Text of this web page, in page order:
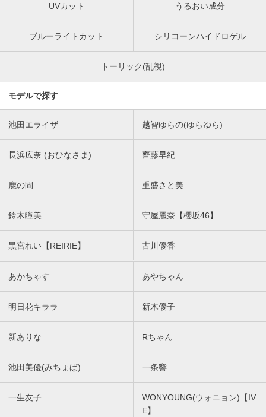
UVカット うるおい成分
ブルーライトカット シリコーンハイドロゲル
トーリック(乱視)
モデルで探す
池田エライザ 越智ゆらの(ゆらゆら)
長浜広奈 (おひなさま) 齊藤早紀
鹿の間 重盛さと美
鈴木瞳美 守屋麗奈【櫻坂46】
黒宮れい【REIRIE】 古川優香
あかちゃす あやちゃん
明日花キララ 新木優子
新ありな Rちゃん
池田美優(みちょぱ) 一条響
一生友子
WONYOUNG(ウォニョン)【IV
E】